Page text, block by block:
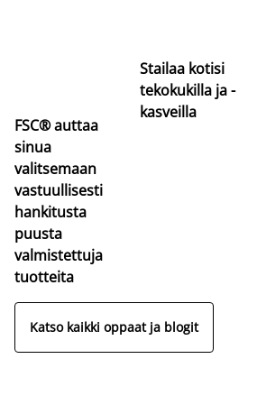
FSC® auttaa
sinua
valitsemaan
vastuullisesti
hankitusta
puusta
valmistettuja
tuotteita
Stailaa kotisi
tekokukilla ja -
kasveilla
Katso kaikki oppaat ja blogit